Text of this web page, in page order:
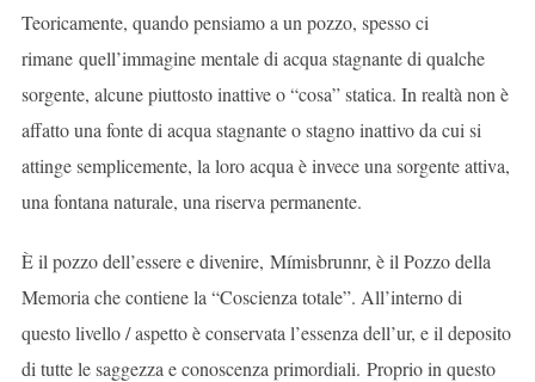
Teoricamente, quando pensiamo a un pozzo, spesso ci
rimane quell’immagine mentale di acqua stagnante di qualche
sorgente, alcune piuttosto inattive o “cosa” statica. In realtà non è
affatto una fonte di acqua stagnante o stagno inattivo da cui si
attinge semplicemente, la loro acqua è invece una sorgente attiva,
una fontana naturale, una riserva permanente.
È il pozzo dell’essere e divenire, Mímisbrunnr, è il Pozzo della
Memoria che contiene la “Coscienza totale”. All’interno di
questo livello / aspetto è conservata l’essenza dell’ur, e il deposito
di tutte le saggezza e conoscenza primordiali. Proprio in questo